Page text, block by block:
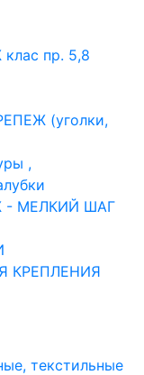
пр. 5,8
(уголки,
,
- МЕЛКИЙ ШАГ
КРЕПЛЕНИЯ
текстильные